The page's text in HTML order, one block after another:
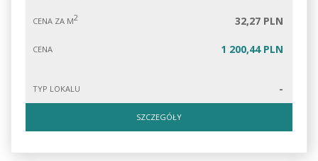
CENA ZA M2 32,27 PLN
CENA 1 200,44 PLN
TYP LOKALU -
SZCZEGÓŁY